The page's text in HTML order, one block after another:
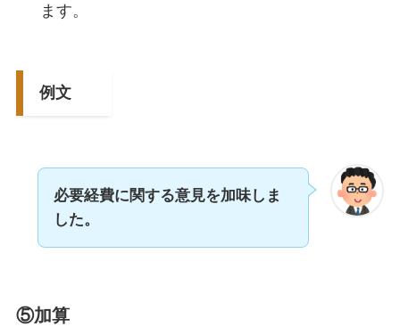
ます。
例文
必要経費に関する意見を加味しま
した。
⑤加算